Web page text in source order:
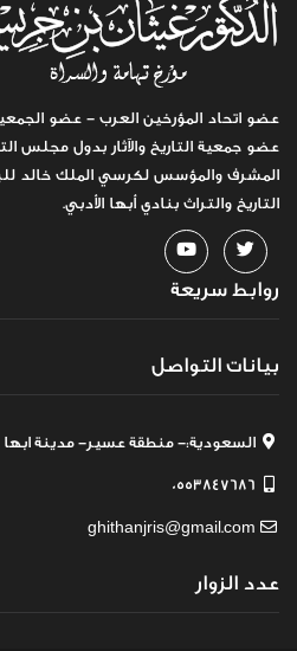
عضو اتحاد المؤرخين العرب - عضو
عضو جمعية التاريخ والآثار بدول مجلس
المشرف والمؤسس لكرسي الملك خالد
التاريخ والتراث بنادي أبها الأدبي.
روابط سريعة
بيانات التواصل
السعودية:- منطقة عسير- مدينة ابها ص
0553847686
ghithanjris@gmail.com
عدد الزوار